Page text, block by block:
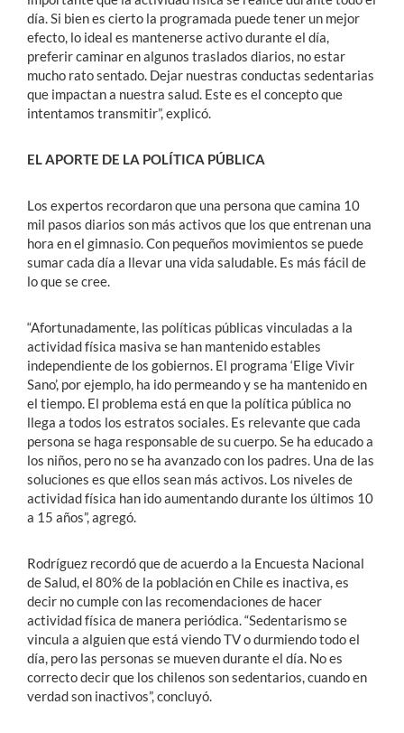
día. Si bien es cierto la programada puede tener un mejor
efecto, lo ideal es mantenerse activo durante el día,
preferir caminar en algunos traslados diarios, no estar
mucho rato sentado. Dejar nuestras conductas sedentarias
que impactan a nuestra salud. Este es el concepto que
intentamos transmitir”, explicó.
EL APORTE DE LA POLÍTICA PÚBLICA
Los expertos recordaron que una persona que camina 10
mil pasos diarios son más activos que los que entrenan una
hora en el gimnasio. Con pequeños movimientos se puede
sumar cada día a llevar una vida saludable. Es más fácil de
lo que se cree.
“Afortunadamente, las políticas públicas vinculadas a la
actividad física masiva se han mantenido estables
independiente de los gobiernos. El programa ‘Elige Vivir
Sano’, por ejemplo, ha ido permeando y se ha mantenido en
el tiempo. El problema está en que la política pública no
llega a todos los estratos sociales. Es relevante que cada
persona se haga responsable de su cuerpo. Se ha educado a
los niños, pero no se ha avanzado con los padres. Una de las
soluciones es que ellos sean más activos. Los niveles de
actividad física han ido aumentando durante los últimos 10
a 15 años”, agregó.
Rodríguez recordó que de acuerdo a la Encuesta Nacional
de Salud, el 80% de la población en Chile es inactiva, es
decir no cumple con las recomendaciones de hacer
actividad física de manera periódica. “Sedentarismo se
vincula a alguien que está viendo TV o durmiendo todo el
día, pero las personas se mueven durante el día. No es
correcto decir que los chilenos son sedentarios, cuando en
verdad son inactivos”, concluyó.